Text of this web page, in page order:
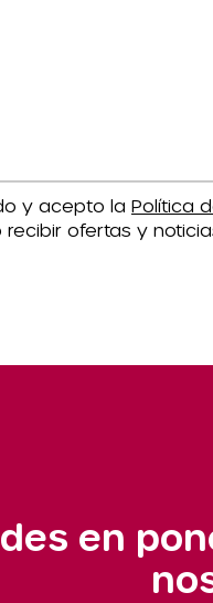
y acepto la Política
recibir ofertas y
en